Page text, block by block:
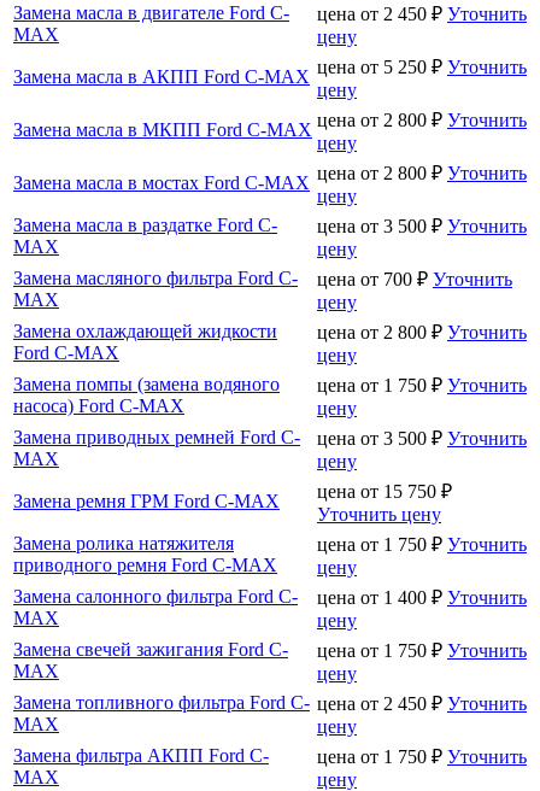
Замена масла в двигателе Ford C-
MAX
цена от 2 450 ₽ Уточнить
цену
Замена масла в АКПП Ford C-MAX цена от 5 250 ₽ Уточнить
цену
Замена масла в МКПП Ford C-MAX цена от 2 800 ₽ Уточнить
цену
Замена масла в мостах Ford C-MAX цена от 2 800 ₽ Уточнить
цену
Замена масла в раздатке Ford C-
MAX
цена от 3 500 ₽ Уточнить
цену
Замена масляного фильтра Ford C-
MAX
цена от 700 ₽ Уточнить
цену
Замена охлаждающей жидкости
Ford C-MAX
цена от 2 800 ₽ Уточнить
цену
Замена помпы (замена водяного
насоса) Ford C-MAX
цена от 1 750 ₽ Уточнить
цену
Замена приводных ремней Ford C-
MAX
цена от 3 500 ₽ Уточнить
цену
Замена ремня ГРМ Ford C-MAX
цена от 15 750 ₽
Уточнить цену
Замена ролика натяжителя
приводного ремня Ford C-MAX
цена от 1 750 ₽ Уточнить
цену
Замена салонного фильтра Ford C-
MAX
цена от 1 400 ₽ Уточнить
цену
Замена свечей зажигания Ford C-
MAX
цена от 1 750 ₽ Уточнить
цену
Замена топливного фильтра Ford C-
MAX
цена от 2 450 ₽ Уточнить
цену
Замена фильтра АКПП Ford C-
MAX
цена от 1 750 ₽ Уточнить
цену